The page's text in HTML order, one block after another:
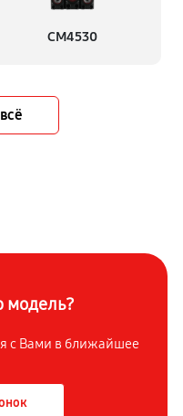
CM4530
модель?
с Вами в ближайшее